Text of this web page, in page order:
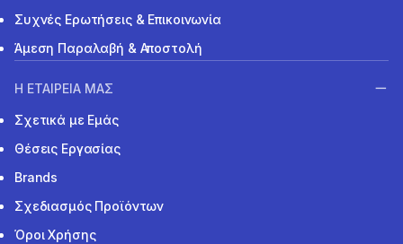
Συχνές Ερωτήσεις & Επικοινωνία
Άμεση Παραλαβή & Αποστολή
Η ΕΤΑΙΡΕΙΑ ΜΑΣ
Σχετικά με Εμάς
Θέσεις Εργασίας
Brands
Σχεδιασμός Προϊόντων
Όροι Χρήσης